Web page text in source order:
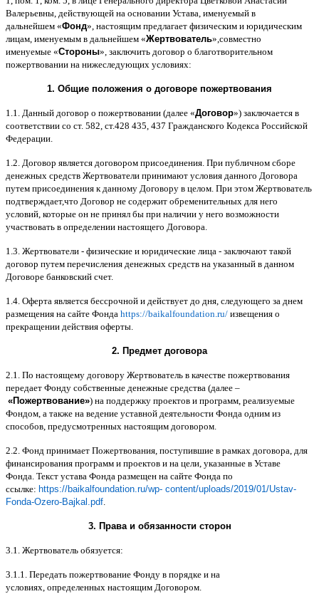
Валерьевны, действующей на основании Устава, именуемый в
дальнейшем «Фонд», настоящим предлагает физическим и юридическим
лицам, именуемым в дальнейшем «Жертвователь»,совместно
именуемые «Стороны», заключить договор o благотворительном
пожертвовании на нижеследующих условиях:
1. Общие положения o договоре пожертвования
1.1. Данный договор о пожертвовании (далее «Договор») заключается в
соответствии со ст. 582, ст.428 435, 437 Гражданского Кодекса Российской
Федерации.
1.2. Договор является договором присоединения. При публичном сборе
денежных средств Жертвователи принимают условия данного Договора
путем присоединения к данному Договору в целом. При этом Жертвователь
подтверждает,что Договор не содержит обременительных для него
условий, которые он не принял бы при наличии у него возможности
участвовать в определении настоящего Договора.
1.3. Жертвователи - физические и юридические лица - заключают такой
договор путем перечисления денежных средств на указанный в данном
Договоре банковский счет.
1.4. Оферта является бессрочной и действует до дня, следующего за днем
размещения на сайте Фонда https://baikalfoundation.ru/ извещения о
прекращении действия оферты.
2. Предмет договора
2.1. По настоящему договору Жертвователь в качестве пожертвования
передает Фонду собственные денежные средства (далее –
«Пожертвование») на поддержку проектов и программ, реализуемые
Фондом, а также на ведение уставной деятельности Фонда одним из
способов, предусмотренных настоящим договором.
2.2. Фонд принимает Пожертвования, поступившие в рамках договора, для
финансирования программ и проектов и на цели, указанные в Уставе
Фонда. Текст устава Фонда размещен на сайте Фонда по
ссылке: https://baikalfoundation.ru/wp- content/uploads/2019/01/Ustav-
Fonda-Ozero-Bajkal.pdf.
3. Права и обязанности сторон
3.1. Жертвователь обязуется:
3.1.1. Передать пожертвование Фонду в порядке и на
условиях, определенных настоящим Договором.